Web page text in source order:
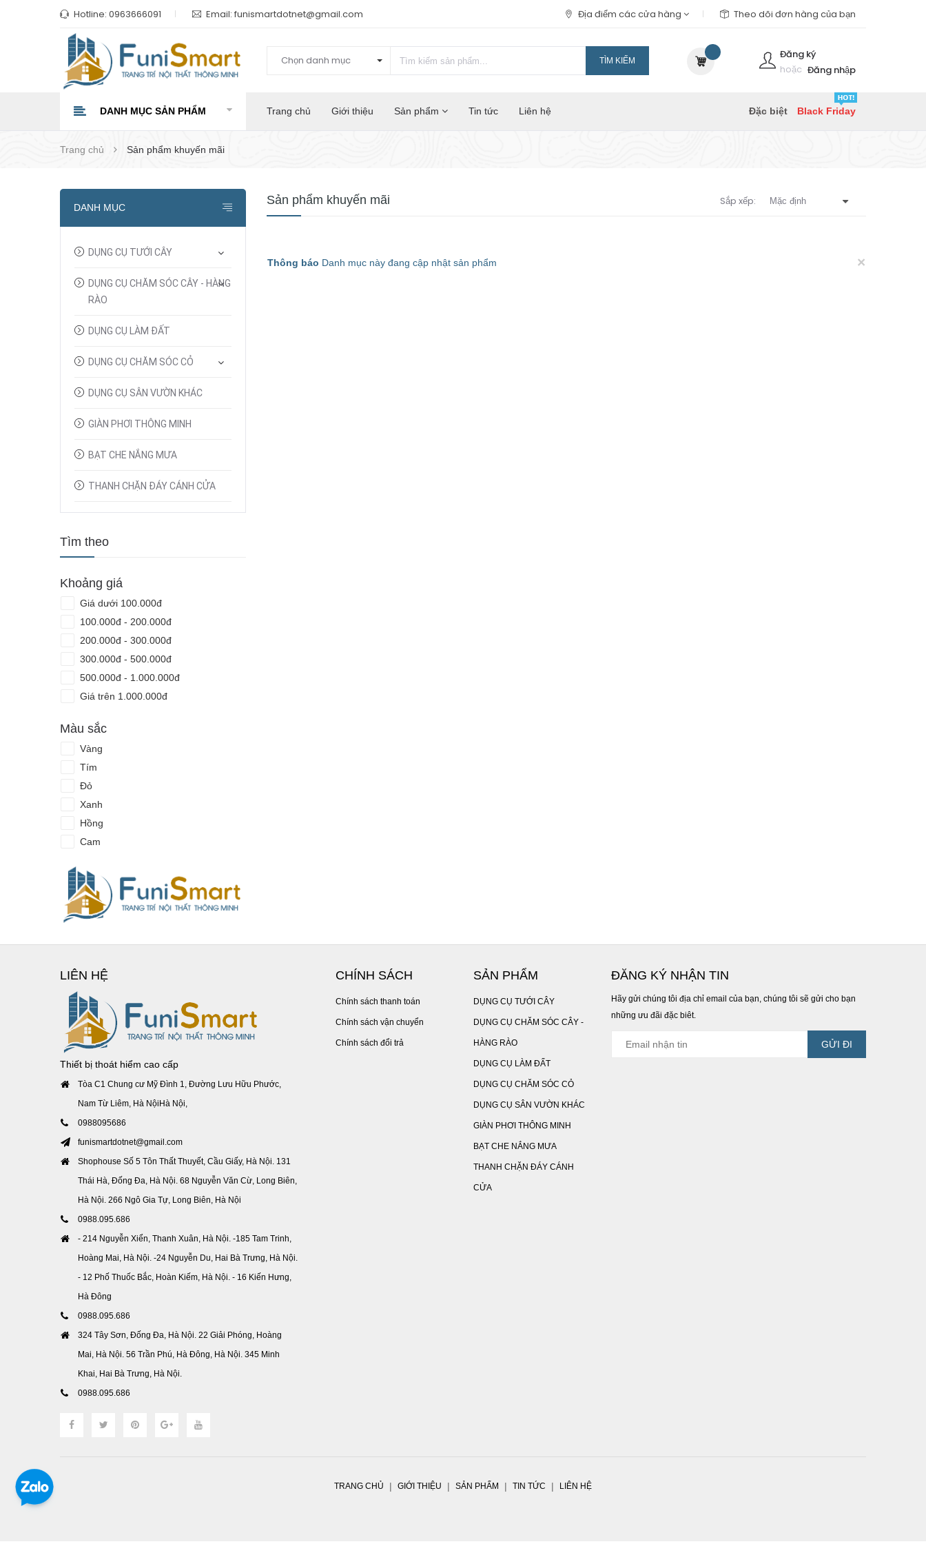
Hotline: 0963666091 Email: funismartdotnet@gmail.com Địa điểm các cửa hàng Theo dõi đơn hàng của bạn
Chọn danh mục TÌM KIẾM
Đăng ký
hoặc Đăng nhập
DANH MỤC SẢN PHẨM Trang chủ Giới thiệu Sản phẩm Tin tức Liên hệ Đặc biệt Black Friday
Trang chủ Sản phẩm khuyến mãi
Sản phẩm khuyến mãi Sắp xếp:
×
Thông báo Danh mục này đang cập nhật sản phẩm
DANH MỤC
DỤNG CỤ TƯỚI CÂY
DỤNG CỤ CHĂM SÓC CÂY - HÀNG
RÀO
DỤNG CỤ LÀM ĐẤT
DỤNG CỤ CHĂM SÓC CỎ
DỤNG CỤ SÂN VƯỜN KHÁC
GIÀN PHƠI THÔNG MINH
BẠT CHE NẮNG MƯA
THANH CHẶN ĐÁY CÁNH CỬA
Tìm theo
Khoảng giá
Giá dưới 100.000đ
100.000đ - 200.000đ
200.000đ - 300.000đ
300.000đ - 500.000đ
500.000đ - 1.000.000đ
Giá trên 1.000.000đ
Màu sắc
Vàng
Tím
Đỏ
Xanh
Hồng
Cam
LIÊN HỆ
Thiết bị thoát hiểm cao cấp
Tòa C1 Chung cư Mỹ Đình 1, Đường Lưu Hữu Phước,
Nam Từ Liêm, Hà NộiHà Nội,
0988095686
funismartdotnet@gmail.com
Shophouse Số 5 Tôn Thất Thuyết, Cầu Giấy, Hà Nội. 131
Thái Hà, Đống Đa, Hà Nội. 68 Nguyễn Văn Cừ, Long Biên,
Hà Nội. 266 Ngô Gia Tự, Long Biên, Hà Nội
0988.095.686
- 214 Nguyễn Xiển, Thanh Xuân, Hà Nội. -185 Tam Trinh,
Hoàng Mai, Hà Nội. -24 Nguyễn Du, Hai Bà Trưng, Hà Nội.
- 12 Phố Thuốc Bắc, Hoàn Kiếm, Hà Nội. - 16 Kiến Hưng,
Hà Đông
0988.095.686
324 Tây Sơn, Đống Đa, Hà Nội. 22 Giải Phóng, Hoàng
Mai, Hà Nội. 56 Trần Phú, Hà Đông, Hà Nội. 345 Minh
Khai, Hai Bà Trưng, Hà Nội.
0988.095.686
CHÍNH SÁCH
Chính sách thanh toán
Chính sách vận chuyển
Chính sách đổi trả
SẢN PHẨM
DỤNG CỤ TƯỚI CÂY
DỤNG CỤ CHĂM SÓC CÂY -
HÀNG RÀO
DỤNG CỤ LÀM ĐẤT
DỤNG CỤ CHĂM SÓC CỎ
DỤNG CỤ SÂN VƯỜN KHÁC
GIÀN PHƠI THÔNG MINH
BẠT CHE NẮNG MƯA
THANH CHẶN ĐÁY CÁNH
CỬA
ĐĂNG KÝ NHẬN TIN
Hãy gửi chúng tôi địa chỉ email của bạn, chúng tôi sẽ gửi cho bạn
những ưu đãi đặc biêt.
TRANG CHỦ GIỚI THIỆU SẢN PHẨM TIN TỨC LIÊN HỆ